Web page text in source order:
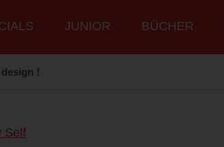
JUNIOR BÜCHER
!
Self